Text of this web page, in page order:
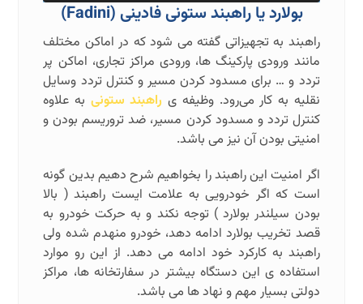
بولارد یا راهبند ستونی فادینی (Fadini)
راهبند به تجهیزاتی گفته می شود که در اماکن مختلف
مانند ورودی پارکینگ ها، ورودی مراکز تجاری، اماکن پر
تردد و … برای مسدود کردن مسیر و کنترل تردد وسایل
نقلیه به کار می‌رود. وظیفه ی راهبند ستونی به علاوه
کنترل تردد و مسدود کردن مسیر، ضد تروریسم بودن و
امنیتی بودن آن نیز می باشد.
اگر امنیت این راهبند را بخواهیم شرح دهیم بدین گونه
است که اگر خودرویی به علامت ایست راهبند ( بالا
بودن سیلندر بولارد ) توجه نکند و به حرکت خودرو به
قصد تخریب بولارد ادامه دهد، خودرو منهدم شده ولی
راهبند به کارکرد خود ادامه می دهد. از این رو موارد
استفاده ی این دستگاه بیشتر در سفارتخانه ها، مراکز
دولتی بسیار مهم و نهاد ها می باشد.